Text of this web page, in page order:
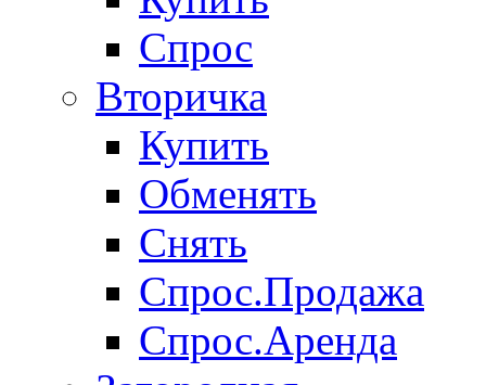
Спрос
Вторичка
Купить
Обменять
Снять
Спрос.Продажа
Спрос.Аренда